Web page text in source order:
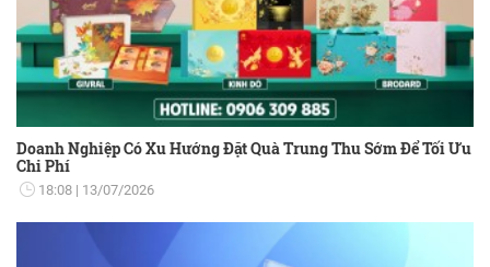
Doanh Nghiệp Có Xu Hướng Đặt Quà Trung Thu Sớm Để Tối Ưu
Chi Phí
18:08 13/07/2026